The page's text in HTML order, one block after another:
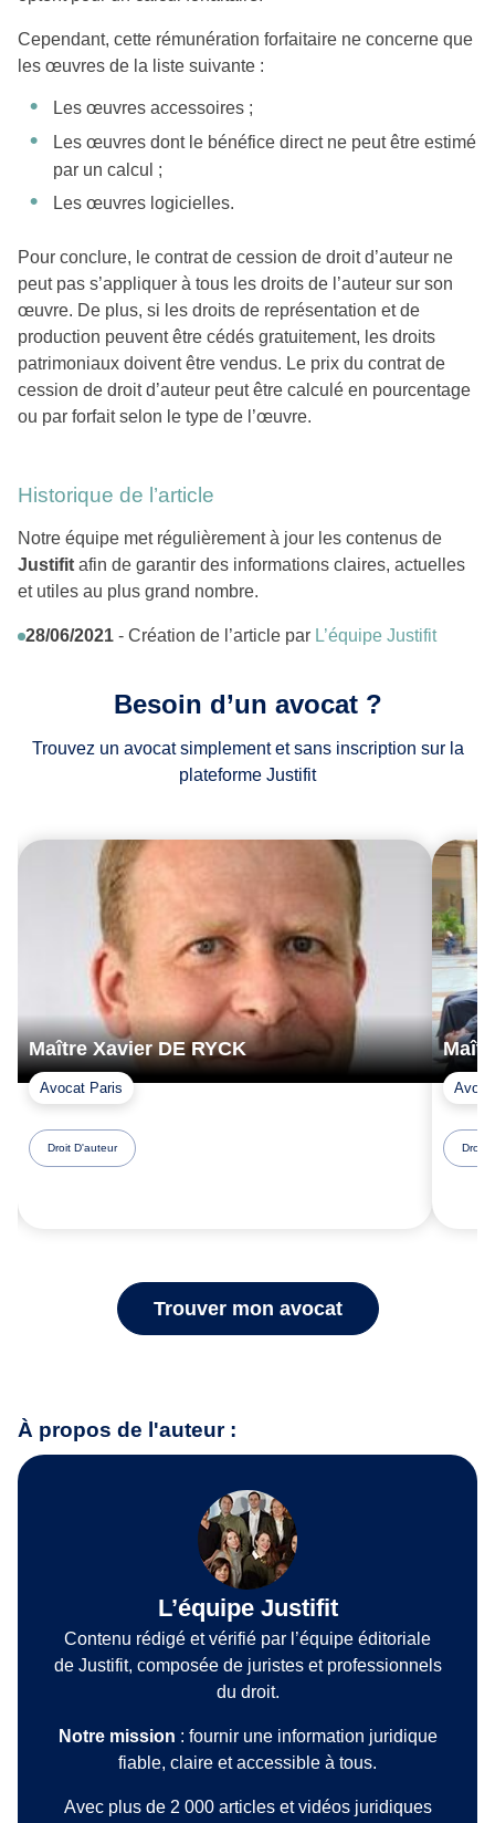
Cependant, cette rémunération forfaitaire ne concerne que
les œuvres de la liste suivante :
Les œuvres accessoires ;
Les œuvres dont le bénéfice direct ne peut être estimé
par un calcul ;
Les œuvres logicielles.
Pour conclure, le contrat de cession de droit d’auteur ne
peut pas s’appliquer à tous les droits de l’auteur sur son
œuvre. De plus, si les droits de représentation et de
production peuvent être cédés gratuitement, les droits
patrimoniaux doivent être vendus. Le prix du contrat de
cession de droit d’auteur peut être calculé en pourcentage
ou par forfait selon le type de l’œuvre.
Historique de l’article
Notre équipe met régulièrement à jour les contenus de
Justifit afin de garantir des informations claires, actuelles
et utiles au plus grand nombre.
28/06/2021 - Création de l’article par L’équipe Justifit
Besoin d’un avocat ?
Trouvez un avocat simplement et sans inscription sur la
plateforme Justifit
Maître Xavier DE RYCK
Avocat Paris
Droit D'auteur Droit
Trouver mon avocat
À propos de l'auteur :
L’équipe Justifit
Contenu rédigé et vérifié par l’équipe éditoriale
de Justifit, composée de juristes et professionnels
du droit.
Notre mission : fournir une information juridique
fiable, claire et accessible à tous.
Avec plus de 2 000 articles et vidéos juridiques